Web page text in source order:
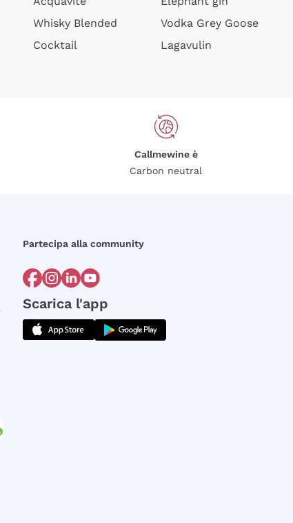
Whisky Blended
Cocktail
Vodka Grey Goose
Lagavulin
Callmewine è
Carbon neutral
Partecipa alla community
Scarica l'app